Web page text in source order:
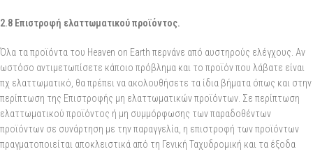
2.8 Επιστροφή ελαττωματικού προϊόντος.
Όλα τα προϊόντα του Heaven on Earth περνάνε από αυστηρούς ελέγχους. Αν
ωστόσο αντιμετωπίσετε κάποιο πρόβλημα και το προϊόν που λάβατε είναι
πχ ελαττωματικό, θα πρέπει να ακολουθήσετε τα ίδια βήματα όπως και στην
περίπτωση της Επιστροφής μη ελαττωματικών προϊόντων. Σε περίπτωση
ελαττωματικού προϊόντος ή μη συμμόρφωσης των παραδοθέντων
προϊόντων σε συνάρτηση με την παραγγελία, η επιστροφή των προϊόντων
πραγματοποιείται αποκλειστικά από τη Γενική Ταχυδρομική και τα έξοδα